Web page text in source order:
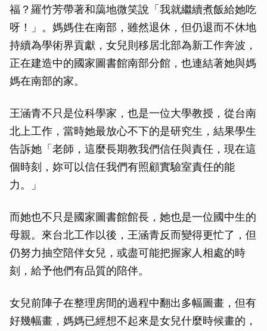
福？羅竹芳帶著和藹地微笑說「我就繼續煮飯給她吃
呀！」。媽媽住在南部，雖然退休，但仍退而不休地
持續為學術界貢獻，女兒則移居北部為新工作奔波，
正在建造中的國家圖書館南部分館，也連結著她與媽
媽在南部的家。
王涵青不只是位科學家，也是一位大學教授，從台南
北上工作，當時她最放心不下的是研究生，結果學生
告訴她「老師，這麼長期教我們信任與責任，現在這
個時刻，妳可以信任我們有照顧實驗室責任的能
力。」
而她也不只是國家圖書館館長，她也是一位國中生的
母親。來台北工作以後，王涵青反而變得更忙了，但
仍努力抽空陪伴女兒，或盡可能把握家人相處的時
刻，給予他們有品質的陪伴。
女兒前陣子在整理房間的過程中翻出多幅圖畫，但有
好幾幅畫，媽媽已經想不起來是女兒什麼時候畫的，
取消